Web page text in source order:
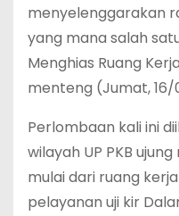
menyelenggarakan
yang mana salah
Menghias Ruang
menteng (Jumat,
Perlombaan kali ini
wilayah UP PKB
mulai dari ruang
pelayanan uji kir